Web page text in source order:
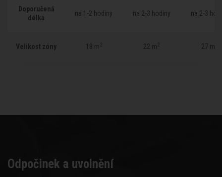
Doporučená
délka
na 1-2 hodiny na 2-3 hodiny na 2-3
Velikost zóny 18 m2 22 m2 27 m
Doporučená
délka
Velikost zóny
Odpočinek a uvolnění